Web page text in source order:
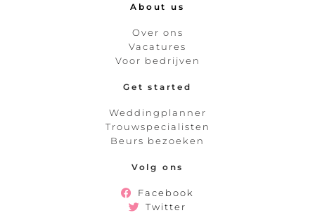
About us
Over ons
Vacatures
Voor bedrijven
Get started
Weddingplanner
Trouwspecialisten
Beurs bezoeken
Volg ons
Facebook
Twitter